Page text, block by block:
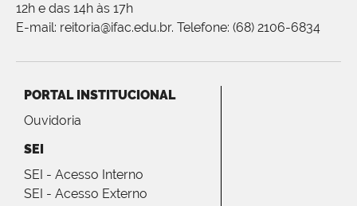
12h e das 14h às 17h
E-mail: reitoria@ifac.edu.br. Telefone: (68) 2106-6834
PORTAL INSTITUCIONAL
Ouvidoria
SEI
SEI - Acesso Interno
SEI - Acesso Externo